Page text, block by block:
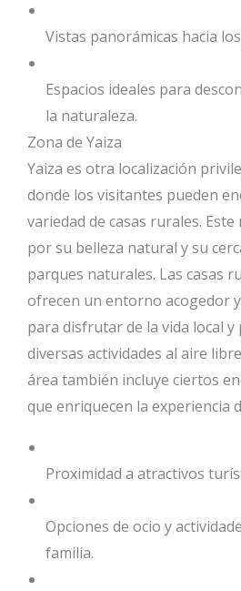
Vistas panorámicas hacia
Espacios ideales para
la naturaleza.
Zona de Yaiza
Yaiza es otra localización
donde los visitantes pueden
variedad de casas rurales.
por su belleza natural y su
parques naturales. Las casas
ofrecen un entorno acogedor
para disfrutar de la vida local
diversas actividades al aire
área también incluye ciertos
que enriquecen la experiencia
Proximidad a atractivos
Opciones de ocio y
familia.